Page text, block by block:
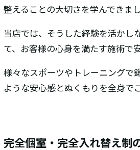
整えることの大切さを学んできまし
当店では、そうした経験を活かし
て、お客様の心身を満たす施術で
様々なスポーツやトレーニングで
ような安心感とぬくもりを全身で
完全個室・完全入れ替え制